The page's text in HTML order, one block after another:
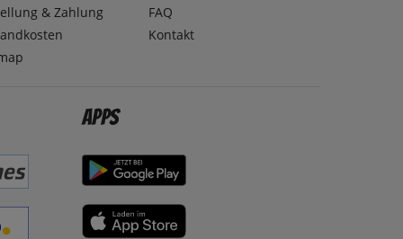
& Zahlung
FAQ
Kontakt
Apps